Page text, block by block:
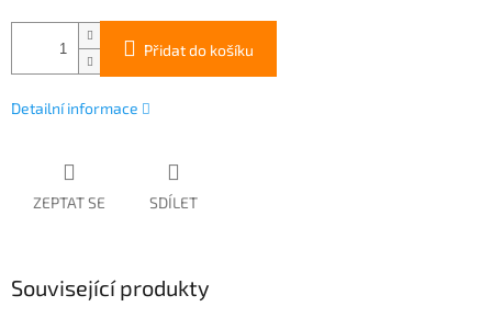
Přidat do košíku
Detailní informace
ZEPTAT SE SDÍLET
Související produkty